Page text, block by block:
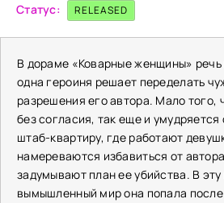
Статус: RELEASED
В дораме «Коварные женщины» речь
одна героиня решает переделать
разрешения его автора. Мало того,
без согласия, так еще и умудряется
штаб-квартиру, где работают
намереваются избавиться от
задумывают план ее убийства. В
вымышленный мир она попала после